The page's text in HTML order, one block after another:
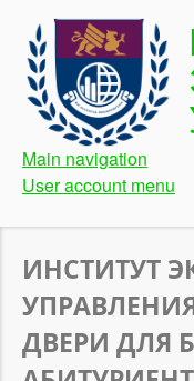
Перейти
основному
содержанию
Main navigation
User account menu
ИНСТИТУТ
ДВЕРИ ДЛЯ